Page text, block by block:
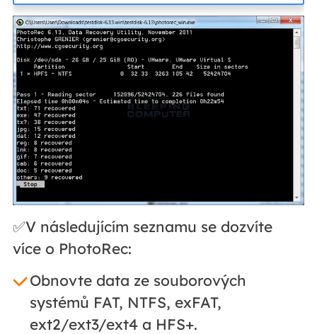
✅V následujícím seznamu se dozvíte
více o PhotoRec:
Obnovte data ze souborových
systémů FAT, NTFS, exFAT,
ext2/ext3/ext4 a HFS+.